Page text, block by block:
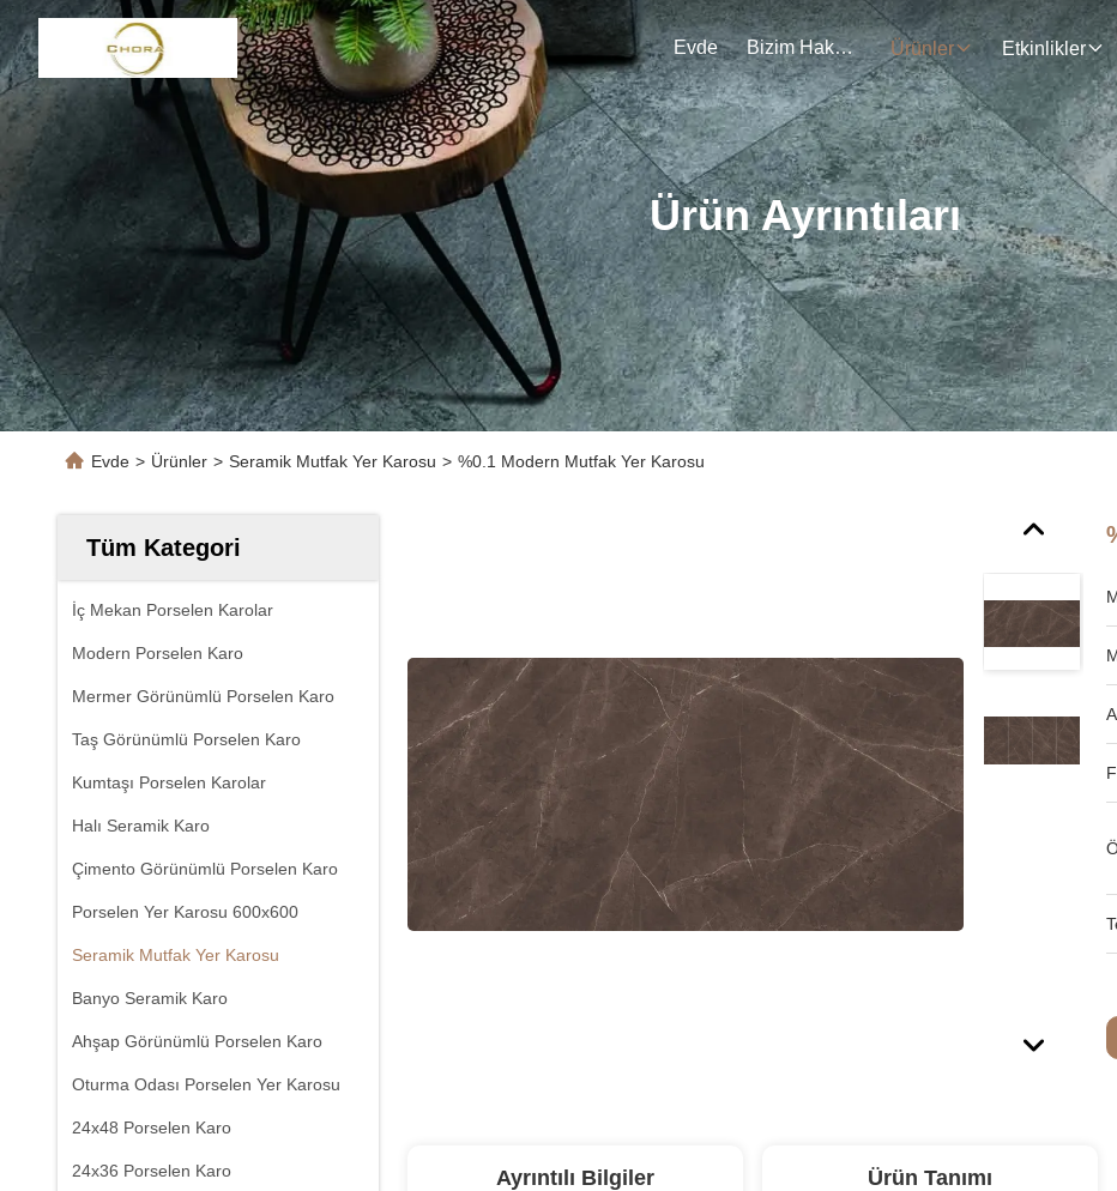
Evde Bizim Hakkımızda Ürünler Etkinlikler
Ürün Ayrıntıları
Evde > Ürünler > Seramik Mutfak Yer Karosu > %0.1 Modern Mutfak Yer Karosu
Tüm Kategori
İç Mekan Porselen Karolar
Modern Porselen Karo
Mermer Görünümlü Porselen Karo
Taş Görünümlü Porselen Karo
Kumtaşı Porselen Karolar
Halı Seramik Karo
Çimento Görünümlü Porselen Karo
Porselen Yer Karosu 600x600
Seramik Mutfak Yer Karosu
Banyo Seramik Karo
Ahşap Görünümlü Porselen Karo
Oturma Odası Porselen Yer Karosu
24x48 Porselen Karo
24x36 Porselen Karo Ayrıntılı Bilgiler Ürün Tanımı